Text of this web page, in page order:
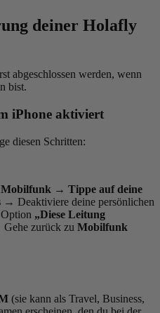
deiner Holafly
abgeschlossen werden, wenn
bist.
iPhone aktiviert
diesen Schritten:
Mobilfunk → Tippe auf deine
→ Deaktiviere deine persönlichen
„Diese Leitung
Gehe zurück zu Mobilfunk
(sie kann als Travel, Business,